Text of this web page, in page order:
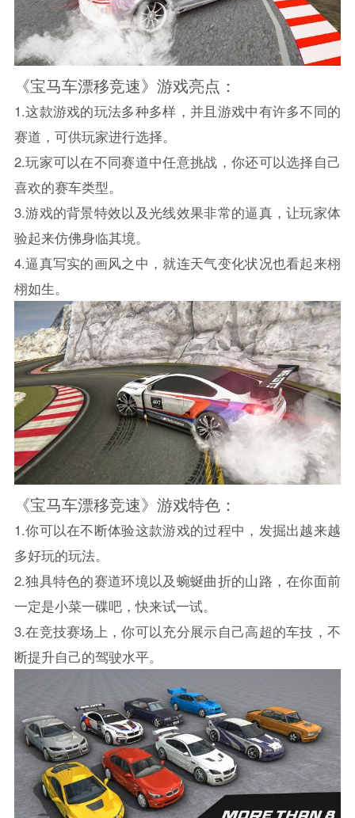
《宝马车漂移竞速》游戏亮点：
1.这款游戏的玩法多种多样，并且游戏中有许多不同的
赛道，可供玩家进行选择。
2.玩家可以在不同赛道中任意挑战，你还可以选择自己
喜欢的赛车类型。
3.游戏的背景特效以及光线效果非常的逼真，让玩家体
验起来仿佛身临其境。
4.逼真写实的画风之中，就连天气变化状况也看起来栩
栩如生。
《宝马车漂移竞速》游戏特色：
1.你可以在不断体验这款游戏的过程中，发掘出越来越
多好玩的玩法。
2.独具特色的赛道环境以及蜿蜒曲折的山路，在你面前
一定是小菜一碟吧，快来试一试。
3.在竞技赛场上，你可以充分展示自己高超的车技，不
断提升自己的驾驶水平。